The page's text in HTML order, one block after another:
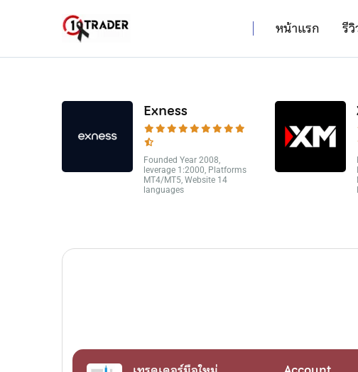
หน้าแรก รี
Exness
Founded Year 2008,
leverage 1:2000, Platforms
MT4/MT5, Website 14
languages